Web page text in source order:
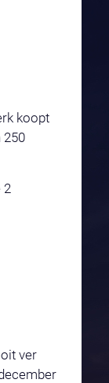
koopt
250
2
ver